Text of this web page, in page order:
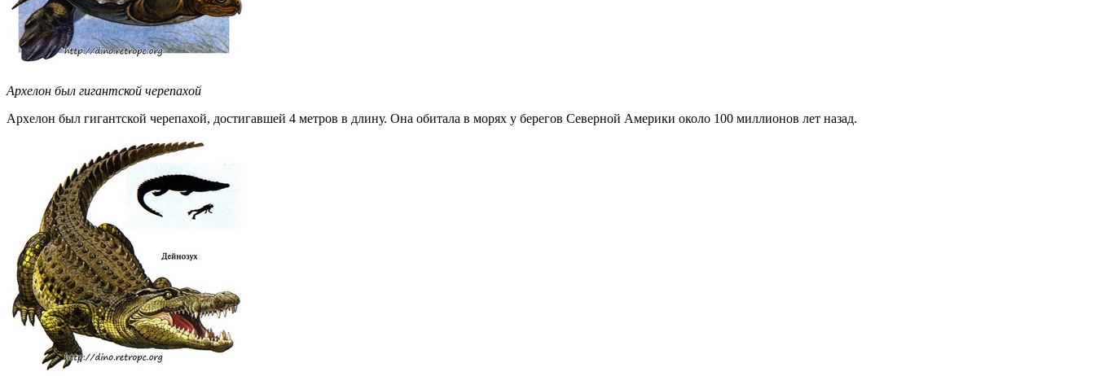
Архелон был гигантской черепахой
Архелон был гигантской черепахой, достигавшей 4 метров в длину. Она обитала в морях у берегов Северной Америки около 100 миллионов лет назад.